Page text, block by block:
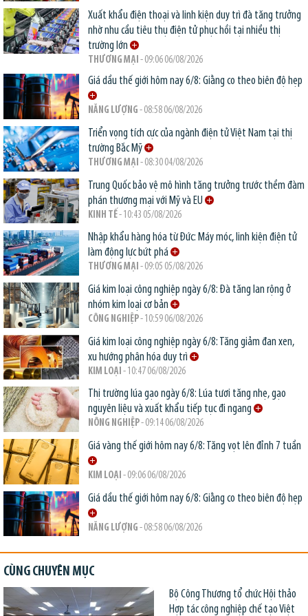
Xuất khẩu điện thoại và linh kiện duy trì đà tăng trưởng
nhờ nhu cầu tiêu thụ điện tử phục hồi tại nhiều thị
trường lớn
THƯƠNG MẠI - 09:06 06/08/2026
Giá dầu thế giới hôm nay 6/8: Giằng co theo biên độ hẹp
NĂNG LƯỢNG - 08:58 06/08/2026
Triển vọng tích cực của ngành điện tử Việt Nam tại thị
trường Bắc Mỹ
THƯƠNG MẠI - 08:30 04/08/2026
Trung Quốc bảo vệ mô hình tăng trưởng trước thềm đàm
phán thương mại với Mỹ và EU
KINH TẾ- 10:43 05/08/2026
Nhập khẩu hàng hóa từ Đức: Máy móc, linh kiện điện tử
làm động lực bứt phá
THƯƠNG MẠI - 09:05 05/08/2026
Giá kim loại công nghiệp ngày 6/8: Đà tăng lan rộng ở
nhóm kim loại cơ bản
CÔNG NGHIỆP- 10:59 06/08/2026
Giá kim loại công nghiệp ngày 6/8: Tăng giảm đan xen,
xu hướng phân hóa duy trì
KIM LOẠI - 10:47 06/08/2026
Thị trường lúa gạo ngày 6/8: Lúa tươi tăng nhẹ, gạo
nguyên liệu và xuất khẩu tiếp tục đi ngang
NÔNG NGHIỆP- 09:14 06/08/2026
Giá vàng thế giới hôm nay 6/8: Tăng vọt lên đỉnh 7 tuần
KIM LOẠI - 09:06 06/08/2026
Giá dầu thế giới hôm nay 6/8: Giằng co theo biên độ hẹp
NĂNG LƯỢNG - 08:58 06/08/2026
CÙNG CHUYÊN MỤC
Bộ Công Thương tổ chức Hội thảo
Hợp tác công nghiệp chế tạo Việt